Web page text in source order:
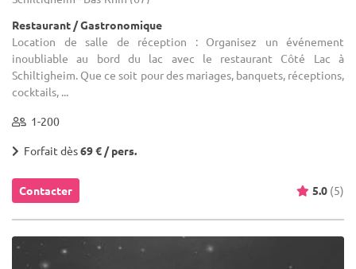
Restaurant / Gastronomique
Location de salle de réception : Organisez un événement
inoubliable au bord du lac avec le restaurant Côté Lac à
Schiltigheim. Que ce soit pour des mariages, banquets, réceptions,
cocktails, ...
1-200
Forfait dès69 € / pers.
Contacter 5.0 (5)